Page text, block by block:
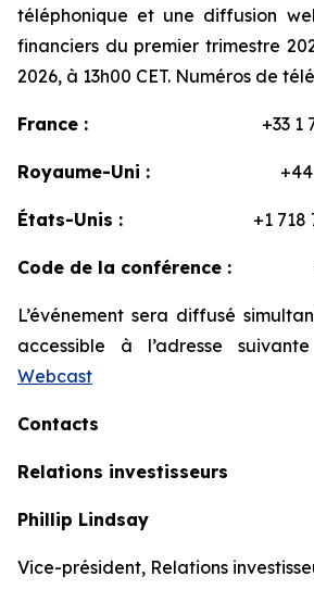
téléphonique et une diffusion
financiers du premier trimestre
2026, à 13h00 CET. Numéros de
France : +33 1
Royaume-Uni :
États-Unis : +1 718
Code de la conférence :
L’événement sera diffusé
accessible à l’adresse
Webcast
Contacts
Relations investisseurs
Phillip Lindsay
Vice-président, Relations